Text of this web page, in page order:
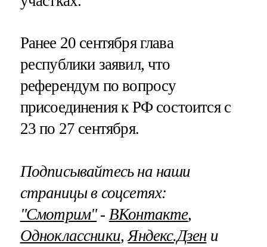
Ранее 20 сентября глава
республики заявил, что
референдум по вопросу
присоединения к РФ состоится с
23 по 27 сентября.
Подписывайтесь на наши
страницы в соцсетях:
"Смотрим"‐ ВКонтакте,
Одноклассники, Яндекс.Дзени